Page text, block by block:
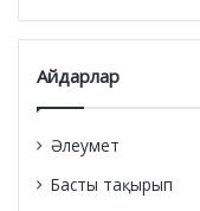
Айдарлар
Әлеумет
Басты тақырып